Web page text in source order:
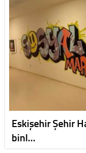
Eskişehir Şehir
binl…